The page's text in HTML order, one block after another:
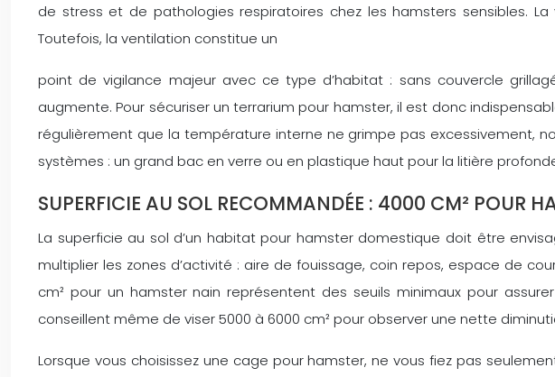
de stress et de pathologies respiratoires chez les hamsters sensibles.
Toutefois, la ventilation constitue un
point de vigilance majeur avec ce type d’habitat : sans couvercle
augmente. Pour sécuriser un terrarium pour hamster, il est donc
régulièrement que la température interne ne grimpe pas excessivement,
systèmes : un grand bac en verre ou en plastique haut pour la litière
SUPERFICIE AU SOL RECOMMANDÉE : 4000 CM² POUR
La superficie au sol d’un habitat pour hamster domestique doit être
multiplier les zones d’activité : aire de fouissage, coin repos, espace de
cm² pour un hamster nain représentent des seuils minimaux pour
conseillent même de viser 5000 à 6000 cm² pour observer une nette
Lorsque vous choisissez une cage pour hamster, ne vous fiez pas